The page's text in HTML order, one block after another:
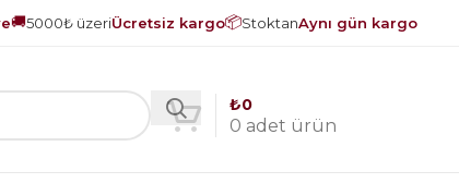
🚚5000₺ üzeriÜcretsiz kargo📦StoktanAynı gün kargo
0 adet ürün
₺0